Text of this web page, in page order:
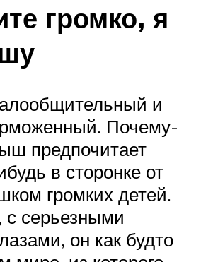
громко, я
и
Почему-
предпочитает
в сторонке от
громких детей.
серьезными
он как будто